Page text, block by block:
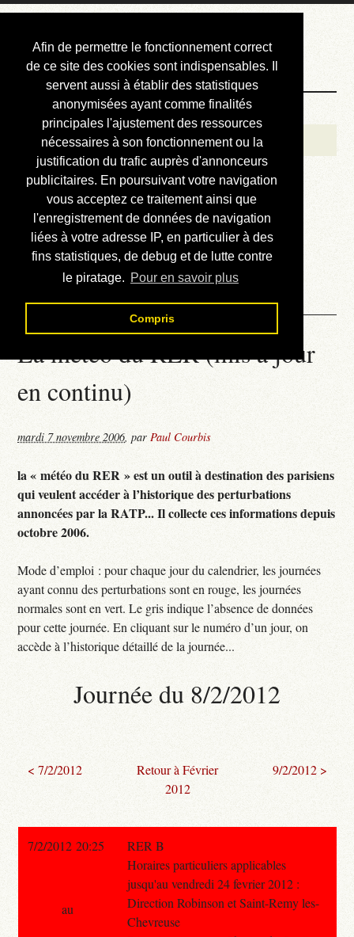
Afin de permettre le fonctionnement correct
de ce site des cookies sont indispensables. Il
servent aussi à établir des statistiques
anonymisées ayant comme finalités
principales l'ajustement des ressources
nécessaires à son fonctionnement ou la
justification du trafic auprès d'annonceurs
publicitaires. En poursuivant votre navigation
vous acceptez ce traitement ainsi que
l'enregistrement de données de navigation
liées à votre adresse IP, en particulier à des
fins statistiques, de debug et de lutte contre
le piratage. Pour en savoir plus
Compris
Courbis, « LE »
Blog Officiel
Bienvenue
Réalisations
Divers (et d’été)
Annonces
Liens externes
Téléchargement
Contact
La météo du RER (mis à jour
en continu)
mardi 7 novembre 2006,parPaul Courbis
la « météo du RER » est un outil à destination des parisiens
qui veulent accéder à l’historique des perturbations
annoncées par la RATP... Il collecte ces informations depuis
octobre 2006.
Mode d’emploi : pour chaque jour du calendrier, les journées
ayant connu des perturbations sont en rouge, les journées
normales sont en vert. Le gris indique l’absence de données
pour cette journée. En cliquant sur le numéro d’un jour, on
accède à l’historique détaillé de la journée...
Journée du 8/2/2012
< 7/2/2012
Retour à Février
2012
9/2/2012 >
7/2/2012 20:25
RER B
Horaires particuliers applicables
jusqu'au vendredi 24 fevrier 2012 :
Direction Robinson et Saint-Remy les-
Chevreuse
au